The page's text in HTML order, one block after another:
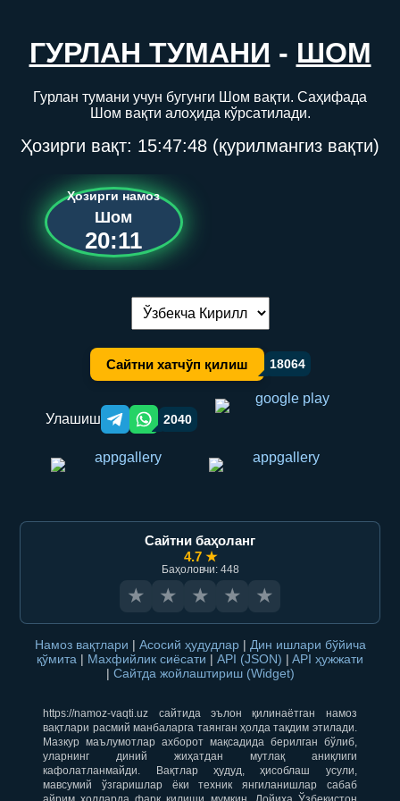
ГУРЛАН ТУМАНИ - ШОМ
Гурлан тумани учун бугунги Шом вақти. Саҳифада
Шом вақти алоҳида кўрсатилади.
Ҳозирги вақт: 15:47:48 (қурилмангиз вақти)
Ҳозирги намоз
Шом
20:11
Тилни алмаштириш:
Сайтни хатчўп қилиш 18064
Улашиш Telegram orqali ulashish
WhatsApp orqali ulashish
2040
Сайтни баҳоланг
4.7 ★
Баҳоловчи: 448
★ ★ ★ ★ ★
Намоз вақтлари | Асосий ҳудудлар | Дин ишлари бўйича
қўмита | Махфийлик сиёсати | API (JSON) | API ҳужжати
| Сайтда жойлаштириш (Widget)
https://namoz-vaqti.uz сайтида эълон қилинаётган намоз
вақтлари расмий манбаларга таянган ҳолда тақдим этилади.
Мазкур маълумотлар ахборот мақсадида берилган бўлиб,
уларнинг диний жиҳатдан мутлақ аниқлиги
кафолатланмайди. Вақтлар ҳудуд, ҳисоблаш усули,
мавсумий ўзгаришлар ёки техник янгиланишлар сабаб